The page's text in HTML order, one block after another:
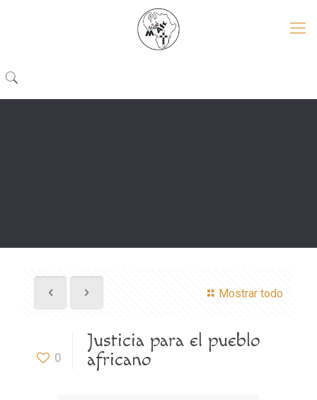
Mostrar todo
0
Justicia para el pueblo
africano